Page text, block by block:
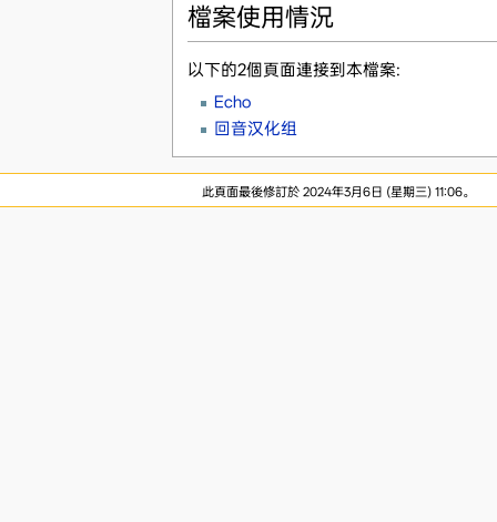
檔案使用情況
以下的2個頁面連接到本檔案:
Echo
回音汉化组
此頁面最後修訂於 2024年3月6日 (星期三) 11:06。